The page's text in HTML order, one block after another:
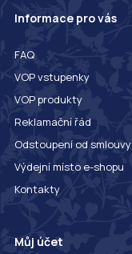
Informace pro vás
FAQ
VOP vstupenky
VOP produkty
Reklamační řád
Odstoupení od smlouvy
Výdejní místo e-shopu
Kontakty
Můj účet